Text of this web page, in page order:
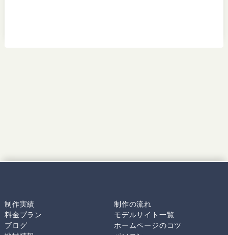
制作実績
制作の流れ
料金プラン
モデルサイト一覧
ブログ
ホームページのコツ